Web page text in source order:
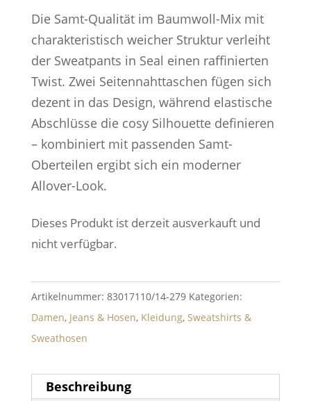
Die Samt-Qualität im Baumwoll-Mix mit
charakteristisch weicher Struktur verleiht
der Sweatpants in Seal einen raffinierten
Twist. Zwei Seitennahttaschen fügen sich
dezent in das Design, während elastische
Abschlüsse die cosy Silhouette definieren
– kombiniert mit passenden Samt-
Oberteilen ergibt sich ein moderner
Allover-Look.
Dieses Produkt ist derzeit ausverkauft und
nicht verfügbar.
Artikelnummer: 83017110/14-279 Kategorien:
Damen, Jeans & Hosen, Kleidung, Sweatshirts &
Sweathosen
Beschreibung